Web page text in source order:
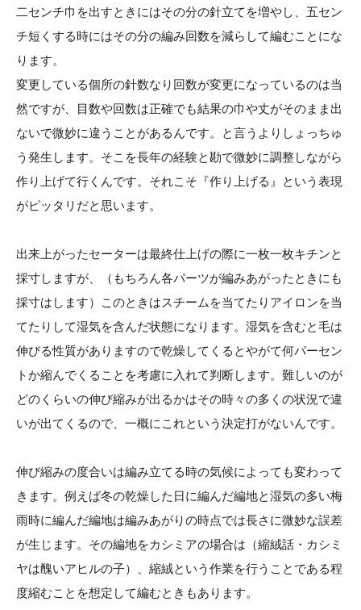
二センチ巾を出すときにはその分の針立てを増やし、五セン
チ短くする時にはその分の編み回数を減らして編むことにな
ります。
変更している個所の針数なり回数が変更になっているのは当
然ですが、目数や回数は正確でも結果の巾や丈がそのまま出
ないで微妙に違うことがあるんです。と言うよりしょっちゅ
う発生します。そこを長年の経験と勘で微妙に調整しながら
作り上げて行くんです。それこそ『作り上げる』という表現
がピッタリだと思います。
出来上がったセーターは最終仕上げの際に一枚一枚キチンと
採寸しますが、（もちろん各パーツが編みあがったときにも
採寸はします）このときはスチームを当てたりアイロンを当
てたりして湿気を含んだ状態になります。湿気を含むと毛は
伸びる性質がありますので乾燥してくるとやがて何パーセン
トか縮んでくることを考慮に入れて判断します。難しいのが
どのくらいの伸び縮みが出るかはその時々の多くの状況で違
いが出てくるので、一概にこれという決定打がないんです。
伸び縮みの度合いは編み立てる時の気候によっても変わって
きます。例えば冬の乾燥した日に編んだ編地と湿気の多い梅
雨時に編んだ編地は編みあがりの時点では長さに微妙な誤差
が生じます。その編地をカシミアの場合は（縮絨話・カシミ
ヤは醜いアヒルの子）、縮絨という作業を行うことである程
度縮むことを想定して編むときもあります。